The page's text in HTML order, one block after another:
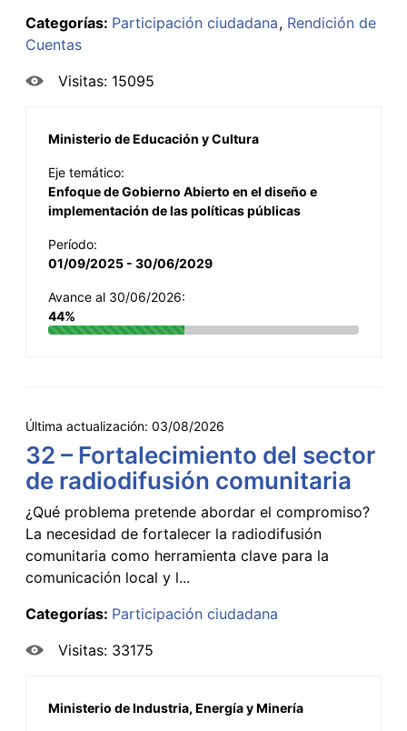
Categorías: Participación ciudadana Rendición de
Cuentas
Visitas: 15095
Ministerio de Educación y Cultura
Eje temático:
Enfoque de Gobierno Abierto en el diseño e
implementación de las políticas públicas
Período:
01/09/2025 - 30/06/2029
Avance al 30/06/2026:
44%
Última actualización: 03/08/2026
32 – Fortalecimiento del sector
de radiodifusión comunitaria
¿Qué problema pretende abordar el compromiso?
La necesidad de fortalecer la radiodifusión
comunitaria como herramienta clave para la
comunicación local y l...
Categorías: Participación ciudadana
Visitas: 33175
Ministerio de Industria, Energía y Minería